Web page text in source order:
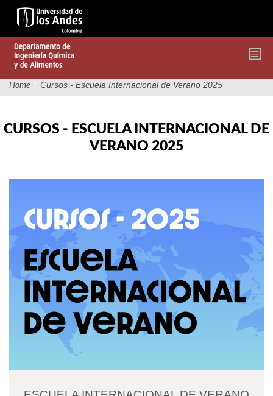
Pasar
contenido
principal
Home / Cursos - Escuela Internacional de Verano 2025
CURSOS - ESCUELA INTERNACIONAL DE
VERANO 2025